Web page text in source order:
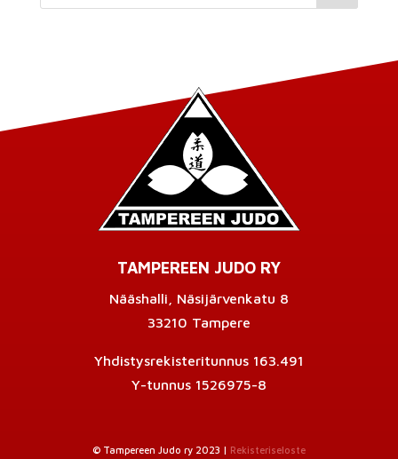
TAMPEREEN JUDO RY
Nääshalli, Näsijärvenkatu 8
33210 Tampere
Yhdistysrekisteritunnus 163.491
Y-tunnus 1526975-8
© Tampereen Judo ry 2023 | Rekisteriseloste